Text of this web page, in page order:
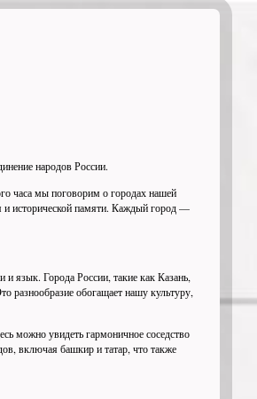
народов России.
часа мы поговорим о городах нашей
и исторической памяти. Каждый город —
язык. Города России, такие как Казань,
разнообразие обогащает нашу культуру,
можно увидеть гармоничное соседство
включая башкир и татар, что также